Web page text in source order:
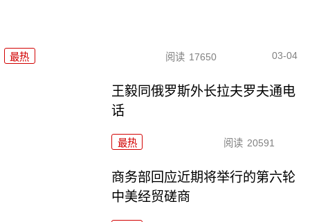
最热 阅读 17650 03-04
王毅同俄罗斯外长拉夫罗夫通电
话
最热 阅读 20591
商务部回应近期将举行的第六轮
中美经贸磋商